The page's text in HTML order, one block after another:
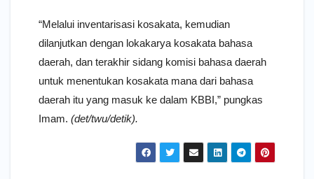
“Melalui inventarisasi kosakata, kemudian
dilanjutkan dengan lokakarya kosakata bahasa
daerah, dan terakhir sidang komisi bahasa daerah
untuk menentukan kosakata mana dari bahasa
daerah itu yang masuk ke dalam KBBI,” pungkas
Imam. (det/twu/detik).